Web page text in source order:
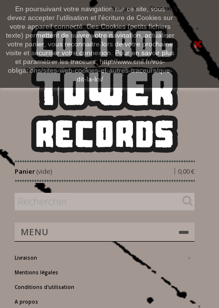
En poursuivant votre navigation sur ce site, vous
devez accepter l’utilisation et l'écriture de Cookies sur
votre appareil connecté. Ces Cookies (petits fichiers
texte) permettent de suivre votre navigation, actualiser
votre panier, vous reconnaitre lors de votre prochaine
visite et sécuriser votre connexion. Pour en savoir plus
et paramétrer les traceurs: http://www.cnil.fr/vos-
obligations/sites-web-cookies-et-autres-traceurs/que-
dit-la-loi/
Connexion
Français
Panier 0,00 €
|
(vide)
MENU
Livraison
Mentions légales
Conditions d'utilisation
A propos